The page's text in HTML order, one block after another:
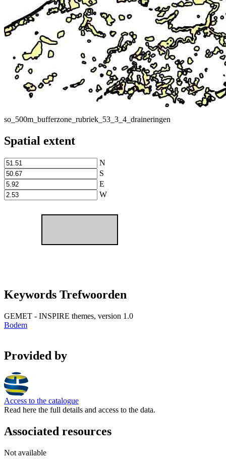
so_500m_bufferzone_rubriek_53_3_4_draineringen
Spatial extent
N
S
E
W
Keywords Trefwoorden
GEMET - INSPIRE themes, version 1.0
Bodem
Provided by
Access to the catalogue
Read here the full details and access to the data.
Associated resources
Not available